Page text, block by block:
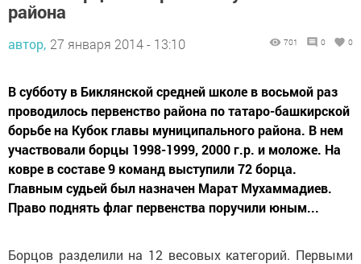
района
автор, 27 января 2014 - 13:10 701 0 0
В субботу в Биклянской средней школе в восьмой раз
проводилось первенство района по татаро-башкирской
борьбе на Кубок главы муниципального района. В нем
участвовали борцы 1998-1999, 2000 г.р. и моложе. На
ковре в составе 9 команд выступили 72 борца.
Главным судьей был назначен Марат Мухаммадиев.
Право поднять флаг первенства поручили юным...
Борцов разделили на 12 весовых категорий. Первыми